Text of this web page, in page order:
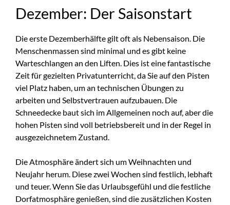
Dezember: Der Saisonstart
Die erste Dezemberhälfte gilt oft als Nebensaison. Die
Menschenmassen sind minimal und es gibt keine
Warteschlangen an den Liften. Dies ist eine fantastische
Zeit für gezielten Privatunterricht, da Sie auf den Pisten
viel Platz haben, um an technischen Übungen zu
arbeiten und Selbstvertrauen aufzubauen. Die
Schneedecke baut sich im Allgemeinen noch auf, aber die
hohen Pisten sind voll betriebsbereit und in der Regel in
ausgezeichnetem Zustand.
Die Atmosphäre ändert sich um Weihnachten und
Neujahr herum. Diese zwei Wochen sind festlich, lebhaft
und teuer. Wenn Sie das Urlaubsgefühl und die festliche
Dorfatmosphäre genießen, sind die zusätzlichen Kosten